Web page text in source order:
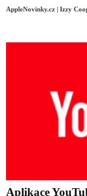
AppleNovinky.cz | Izzy
Aplikace